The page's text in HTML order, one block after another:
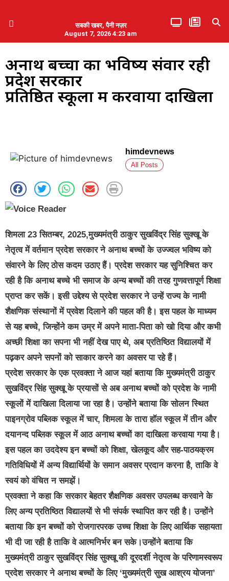
सबकी खबर, पैनी नज़र
August 7, 2026 4:23 am
अनाथ बच्चों का भविष्य संवार रही
प्रदेश सरकार
प्रतिष्ठित स्कूलों में करवाया दाखिला
himdevnews
All Posts
शिमला 23 सितम्बर, 2025,मुख्यमंत्री ठाकुर सुखविंद्र सिंह सुक्खू के
नेतृत्व में वर्तमान प्रदेश सरकार ने अनाथ बच्चों के उज्ज्वल भविष्य को
संवारने के लिए ठोस कदम उठाए हैं। प्रदेश सरकार यह सुनिश्चित कर
रही है कि अनाथ बच्चे भी समाज के अन्य बच्चों की तरह गुणवत्तापूर्ण शिक्षा
प्राप्त कर सकें। इसी उद्देश्य से प्रदेश सरकार ने उन्हें राज्य के नामी
शैक्षणिक संस्थानों में प्रवेश दिलाने की पहल की है। इस पहल के माध्यम
से यह बच्चे, जिन्होंने कम उम्र में अपने माता-पिता को खो दिया और कभी
अच्छी शिक्षा का सपना भी नहीं देख पाए थे, अब प्रतिष्ठित विद्यालयों में
पढ़कर अपने सपनों को साकार करने का अवसर पा रहे हैं।
प्रदेश सरकार के एक प्रवक्ता ने आज यहां बताया कि मुख्यमंत्री ठाकुर
सुखविंद्र सिंह सुक्खू के प्रयासों से अब अनाथ बच्चों को प्रदेश के नामी
स्कूलों में दाखिला दिलाया जा रहा है। उन्होंने बताया कि सोलन स्थित
पाइनग्रोव पब्लिक स्कूल में चार, शिमला के तारा हॉल स्कूल में तीन और
दयानन्द पब्लिक स्कूल में आठ अनाथ बच्चों का दाखिला करवाया गया है।
इस पहल का उददेश्य इन बच्चों को शिक्षा, खेलकूद और सह-पाठयक्रम
गतिविधियों में अन्य विद्यार्थियों के समान अवसर प्रदान करना है, ताकि वे
स्वयं को वंचित न समझें।
प्रवक्ता ने कहा कि सरकार बेहतर शैक्षणिक अवसर उपलब्ध करवाने के
लिए अन्य प्रतिष्ठित विद्यालयों से भी संपर्क स्थापित कर रही है। उन्होंने
बताया कि इन बच्चों को रोजगारपरक उच्च शिक्षा के लिए आर्थिक सहायता
भी दी जा रही है ताकि वे आत्मनिर्भर बन सके।उन्होंने बताया कि
मुख्यमंत्री ठाकुर सुखविंद्र सिंह सुक्खू की दूरदर्शी नेतृत्व के परिणामस्वरूप
प्रदेश सरकार ने अनाथ बच्चों के लिए ‘मुख्यमंत्री सुख आश्रय योजना’